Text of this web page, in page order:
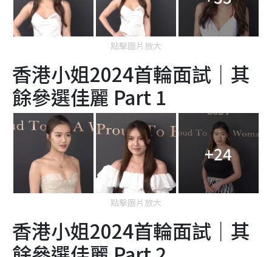
點擊圖片放大
香港小姐2024首輪面試｜其
餘參選佳麗 Part 1
+24
點擊圖片放大
香港小姐2024首輪面試｜其